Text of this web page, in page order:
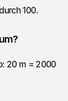
100.
20 m = 2000